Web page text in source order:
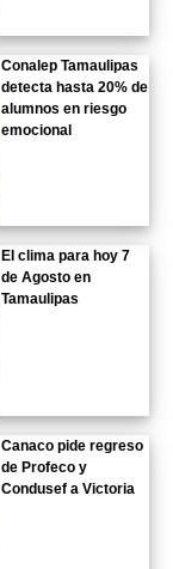
Conalep Tamaulipas
detecta hasta 20% de
alumnos en riesgo
emocional
El clima para hoy 7
de Agosto en
Tamaulipas
Canaco pide regreso
de Profeco y
Condusef a Victoria